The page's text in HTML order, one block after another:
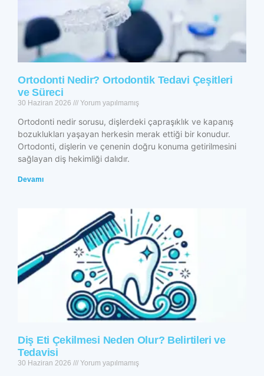
Ortodonti Nedir? Ortodontik Tedavi Çeşitleri
ve Süreci
30 Haziran 2026 Yorum yapılmamış
Ortodonti nedir sorusu, dişlerdeki çapraşıklık ve kapanış
bozuklukları yaşayan herkesin merak ettiği bir konudur.
Ortodonti, dişlerin ve çenenin doğru konuma getirilmesini
sağlayan diş hekimliği dalıdır.
Devamı
Diş Eti Çekilmesi Neden Olur? Belirtileri ve
Tedavisi
30 Haziran 2026 Yorum yapılmamış